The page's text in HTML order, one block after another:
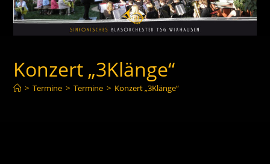
Konzert „3Klänge“
> Termine > Termine > Konzert „3Klänge“